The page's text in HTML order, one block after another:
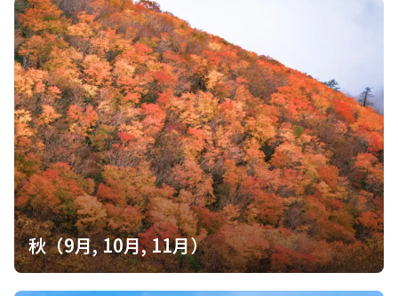
秋（9月, 10月, 11月）